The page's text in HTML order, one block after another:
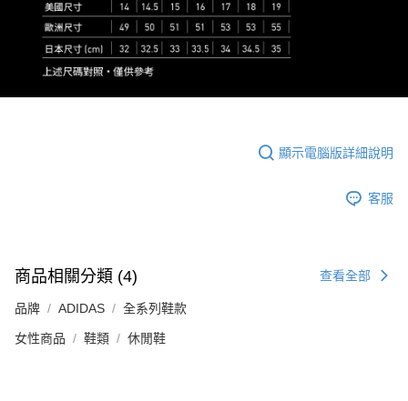
顯示電腦版詳細說明
客服
商品相關分類 (4) 查看全部
品牌 ADIDAS 全系列鞋款
女性商品 鞋類 休閒鞋